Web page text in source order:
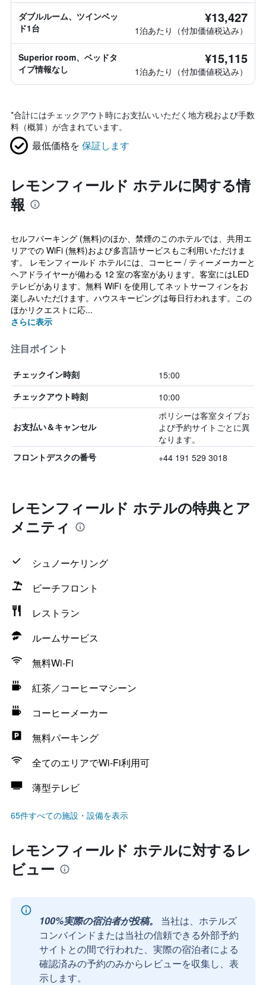
ダブルルーム、ツインベッ
ド1台
¥13,427
1泊あたり（付加価値税込み）
Superior room、ベッドタ
イプ情報なし
¥15,115
1泊あたり（付加価値税込み）
*合計にはチェックアウト時にお支払いいただく地方税および手数
料（概算）が含まれています。
最低価格を 保証します
レモンフィールド ホテルに関する情
報
セルフパーキング (無料)のほか、禁煙のこのホテルでは、共用エ
リアでの WiFi (無料)および多言語サービスもご利用いただけま
す。 レモンフィールド ホテルには、コーヒー / ティーメーカーと
ヘアドライヤーが備わる 12 室の客室があります。客室にはLED
テレビがあります。無料 WiFi を使用してネットサーフィンをお
楽しみいただけます。ハウスキーピングは毎日行われます。この
ほかリクエストに応...
さらに表示
注目ポイント
チェックイン時刻 15:00
チェックアウト時刻 10:00
お支払い＆キャンセル
ポリシーは客室タイプお
よび予約サイトごとに異
なります。
フロントデスクの番号 +44 191 529 3018
レモンフィールド ホテルの特典とア
メニティ
シュノーケリング
ビーチフロント
レストラン
ルームサービス
無料Wi-Fi
紅茶／コーヒーマシーン
コーヒーメーカー
無料パーキング
全てのエリアでWi-Fi利用可
薄型テレビ
65件すべての施設・設備を表示
レモンフィールド ホテルに対するレ
ビュー
100%実際の宿泊者が投稿。
当社は、ホテルズ
コンバインドまたは当社の信頼できる外部予約
サイトとの間で行われた、実際の宿泊者による
確認済みの予約のみからレビューを収集し、表
示します。